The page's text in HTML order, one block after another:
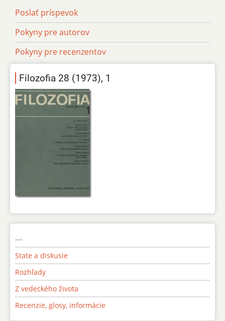
Poslať príspevok
Pokyny pre autorov
Pokyny pre recenzentov
Filozofia 28 (1973), 1
---
State a diskusie
Rozhľady
Z vedeckého života
Recenzie, glosy, informácie